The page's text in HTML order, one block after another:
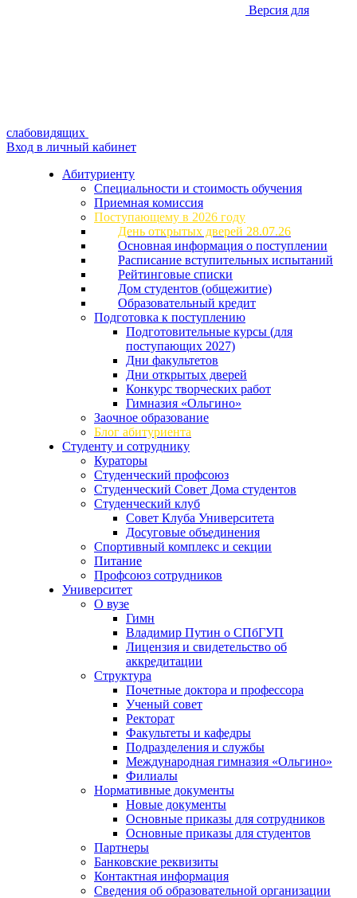
Версия для
слабовидящих
Вход в личный кабинет
Абитуриенту
Специальности и стоимость обучения
Приемная комиссия
Поступающему в 2026 году
День открытых дверей 28.07.26
Основная информация о поступлении
Расписание вступительных испытаний
Рейтинговые списки
Дом студентов (общежитие)
Образовательный кредит
Подготовка к поступлению
Подготовительные курсы (для
поступающих 2027)
Дни факультетов
Дни открытых дверей
Конкурс творческих работ
Гимназия «Ольгино»
Заочное образование
Блог абитуриента
Студенту и сотруднику
Кураторы
Студенческий профсоюз
Студенческий Совет Дома студентов
Студенческий клуб
Совет Клуба Университета
Досуговые объединения
Спортивный комплекс и секции
Питание
Профсоюз сотрудников
Университет
О вузе
Гимн
Владимир Путин о СПбГУП
Лицензия и свидетельство об
аккредитации
Структура
Почетные доктора и профессора
Ученый совет
Ректорат
Факультеты и кафедры
Подразделения и службы
Международная гимназия «Ольгино»
Филиалы
Нормативные документы
Новые документы
Основные приказы для сотрудников
Основные приказы для студентов
Партнеры
Банковские реквизиты
Контактная информация
Сведения об образовательной организации